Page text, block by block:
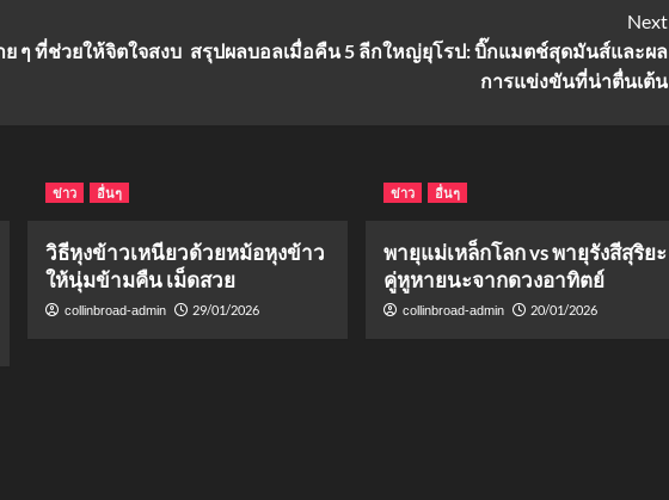
ๆ ที่ช่วยให้จิตใจสงบ
Next
สรุปผลบอลเมื่อคืน 5 ลีกใหญ่ยุโรป: บิ๊กแมตช์สุดมันส์และผล
การแข่งขันที่น่าตื่นเต้น
ข่าว อื่นๆ
วิธีหุงข้าวเหนียวด้วยหม้อหุงข้าว
ให้นุ่มข้ามคืน เม็ดสวย
collinbroad-admin 29/01/2026
ข่าว อื่นๆ
พายุแม่เหล็กโลก vs พายุรังสีสุริยะ
คู่หูหายนะจากดวงอาทิตย์
collinbroad-admin 20/01/2026